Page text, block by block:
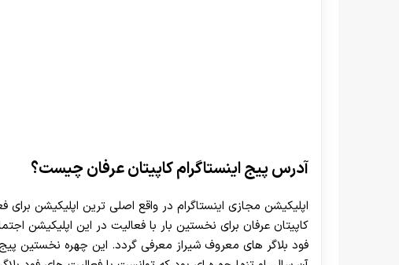
آدرس پیج اینستاگرام کاپیتان عرفان چیست؟
اپلیکیشن مجازی اینستاگرام در واقع اصلی ترین اپلیکیشن
کاپیتان عرفان برای نخستین بار با فعالیت در این اپلیکیشن